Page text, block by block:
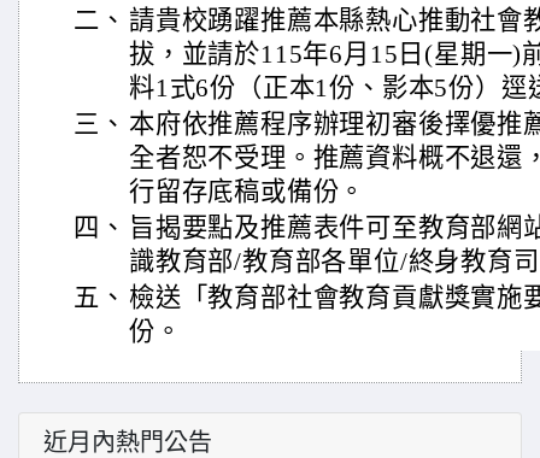
二、 請貴校踴躍推薦本縣熱心推動社會
拔，並請於115年6月15日(星期一)
料1式6份（正本1份、影本5份）逕
三、 本府依推薦程序辦理初審後擇優推
全者恕不受理。推薦資料概不退還
行留存底稿或備份。
四、 旨揭要點及推薦表件可至教育部網
識教育部/教育部各單位/終身教育
五、 檢送「教育部社會教育貢獻獎實施
份。
近月內熱門公告